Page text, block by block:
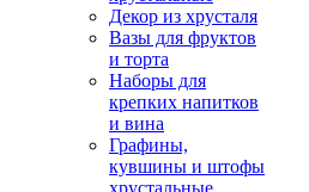
Декор из хрусталя
Вазы для фруктов
и торта
Наборы для
крепких напитков
и вина
Графины,
кувшины и штофы
хрустальные